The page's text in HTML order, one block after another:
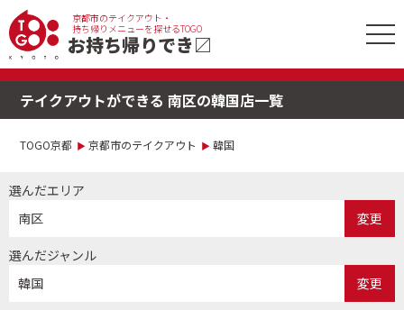
京都市のテイクアウト・
持ち帰りメニューを探せるTOGO
お持ち帰りでき〼
テイクアウトができる 南区の韓国店一覧
TOGO京都 京都市のテイクアウト 韓国
選んだエリア
南区
変更
選んだジャンル
韓国
変更